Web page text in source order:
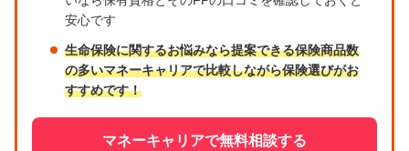
安心です
生命保険に関するお悩みなら提案できる保険商品数
の多いマネーキャリアで比較しながら保険選びがお
すすめです！
マネーキャリアで無料相談する